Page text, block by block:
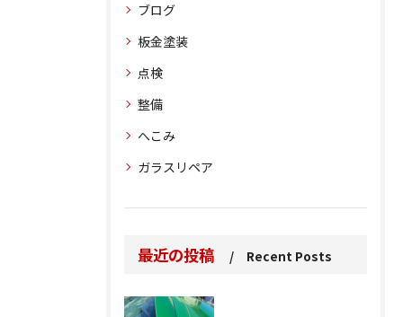
ブログ
板金塗装
点検
整備
へこみ
ガラスリペア
最近の投稿 Recent Posts